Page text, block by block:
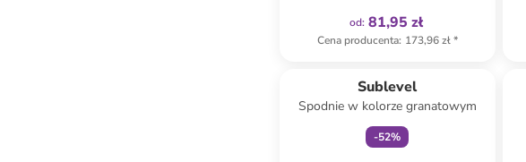
od: 81,95 zł
Cena producenta: 173,96 zł*
Sublevel
Spodnie w kolorze granatowym
-52%